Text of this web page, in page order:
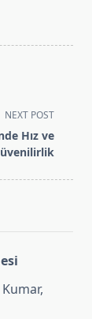
NEXT POST
Hız ve